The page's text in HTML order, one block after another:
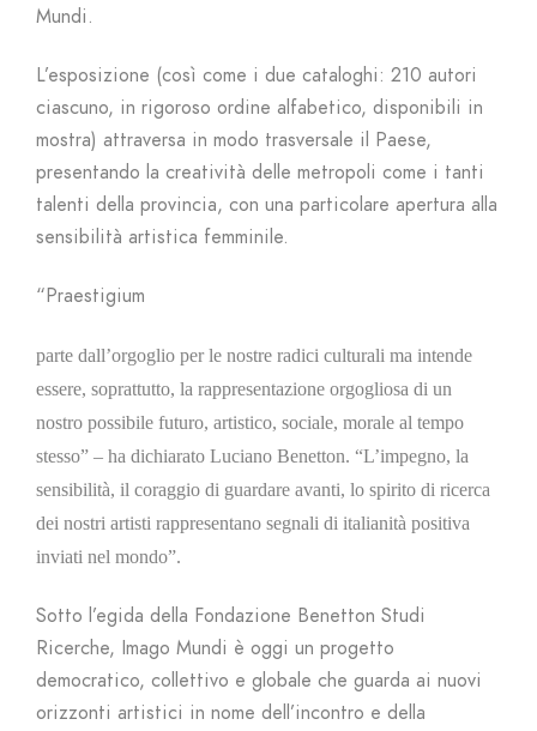
Mundi.
L’esposizione (così come i due cataloghi: 210 autori
ciascuno, in rigoroso ordine alfabetico, disponibili in
mostra) attraversa in modo trasversale il Paese,
presentando la creatività delle metropoli come i tanti
talenti della provincia, con una particolare apertura alla
sensibilità artistica femminile.
“Praestigium
parte dall’orgoglio per le nostre radici culturali ma intende
essere, soprattutto, la rappresentazione orgogliosa di un
nostro possibile futuro, artistico, sociale, morale al tempo
stesso” – ha dichiarato Luciano Benetton. “L’impegno, la
sensibilità, il coraggio di guardare avanti, lo spirito di ricerca
dei nostri artisti rappresentano segnali di italianità positiva
inviati nel mondo”.
Sotto l’egida della Fondazione Benetton Studi
Ricerche, Imago Mundi è oggi un progetto
democratico, collettivo e globale che guarda ai nuovi
orizzonti artistici in nome dell’incontro e della